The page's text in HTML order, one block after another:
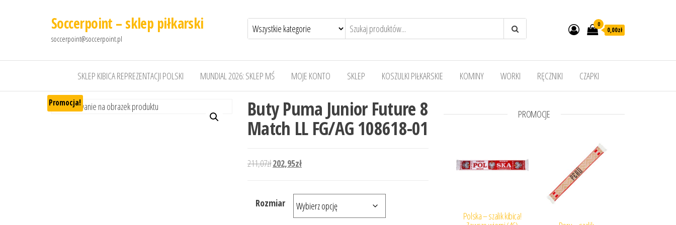
Soccerpoint – sklep piłkarski
soccerpoint@soccerpoint.pl
0
0,00zł
SKLEP KIBICA REPREZENTACJI POLSKI MUNDIAL 2026: SKLEP MŚ MOJE KONTO SKLEP KOSZULKI PIŁKARSKIE KOMINY WORKI RĘCZNIKI CZAPKI
Promocja! Buty Puma Junior Future 8
Match LL FG/AG 108618-01
211,07złPierwotna cena wynosiła: 211,07zł.
202,95złAktualna cena wynosi: 202,95zł.
Rozmiar
PROMOCJE
Polska – szalik kibica!